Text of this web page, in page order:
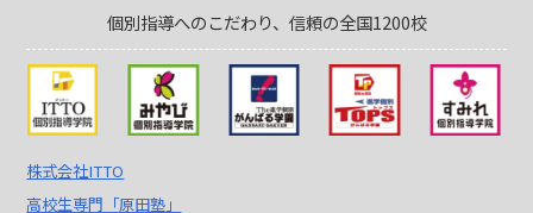
個別指導へのこだわり、信頼の全国1200校
株式会社ITTO
高校生専門「原田塾」